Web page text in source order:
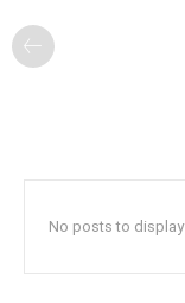
No posts to display